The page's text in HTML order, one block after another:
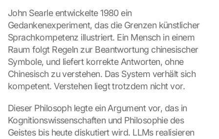
John Searle entwickelte 1980 ein
Gedankenexperiment, das die Grenzen künstlicher
Sprachkompetenz illustriert. Ein Mensch in einem
Raum folgt Regeln zur Beantwortung chinesischer
Symbole, und liefert korrekte Antworten, ohne
Chinesisch zu verstehen. Das System verhält sich
kompetent. Verstehen liegt trotzdem nicht vor.
Dieser Philosoph legte ein Argument vor, das in
Kognitionswissenschaften und Philosophie des
Geistes bis heute diskutiert wird. LLMs realisieren